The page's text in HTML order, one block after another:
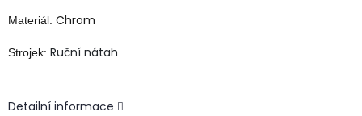
Materiál: Chrom
Strojek: Ruční nátah
Detailní informace